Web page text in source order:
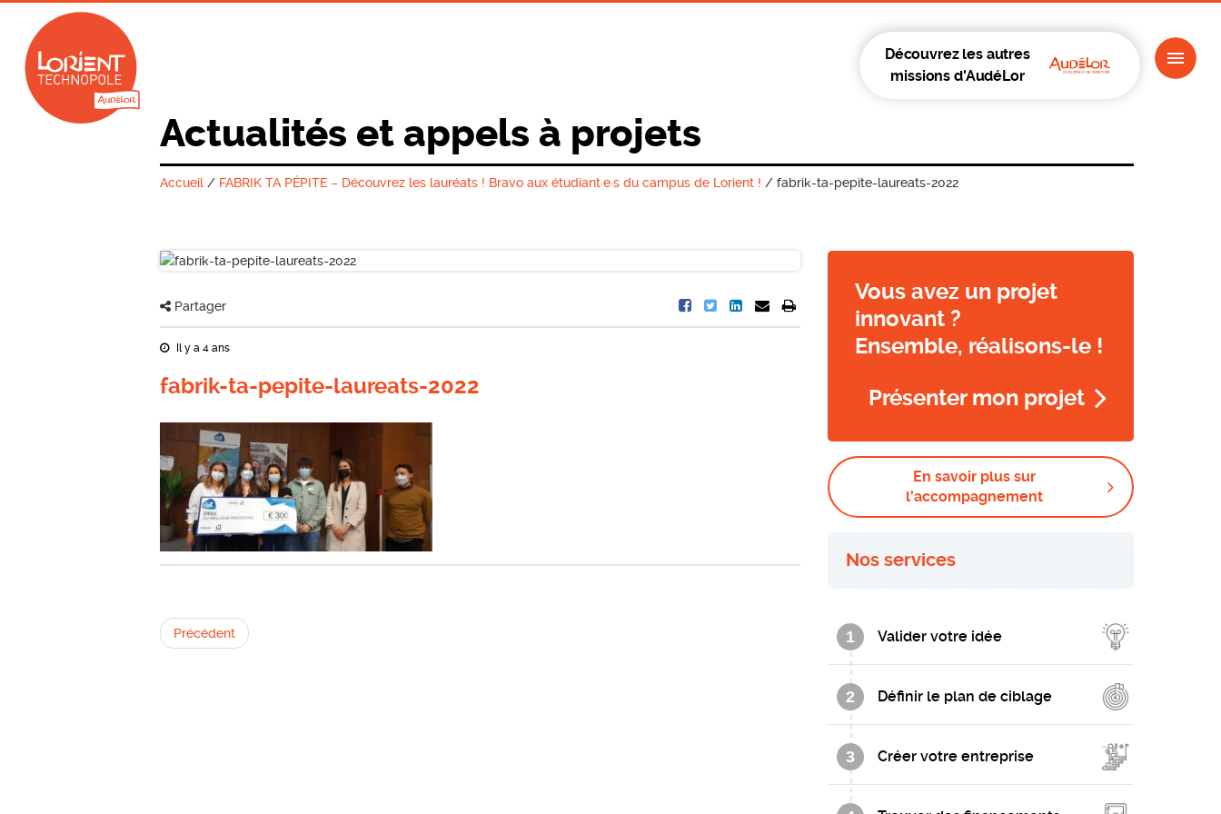
Découvrez les autres
missions d'AudéLor
Actualités et appels à projets
Accueil / FABRIK TA PÉPITE – Découvrez les lauréats ! Bravo aux étudiant·e·s du campus de Lorient ! /fabrik-ta-pepite-laureats-2022
Partager
Il y a 4 ans
fabrik-ta-pepite-laureats-2022
Précédent
Vous avez un projet
innovant ?
Ensemble, réalisons-le !
Présenter mon projet
En savoir plus sur
l'accompagnement
Nos services
1 Valider votre idée
2 Définir le plan de ciblage
3 Créer votre entreprise